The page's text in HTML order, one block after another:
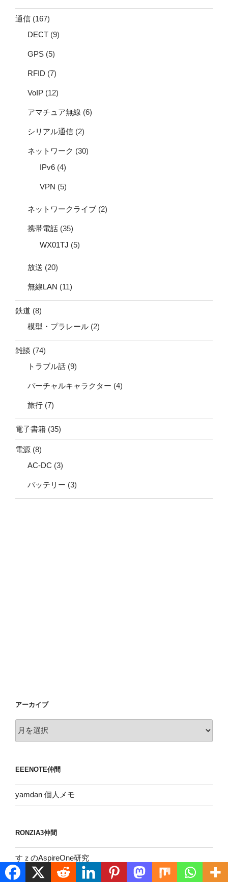
通信 (167)
DECT (9)
GPS (5)
RFID (7)
VoIP (12)
アマチュア無線 (6)
シリアル通信 (2)
ネットワーク (30)
IPv6 (4)
VPN (5)
ネットワークライブ (2)
携帯電話 (35)
WX01TJ (5)
放送 (20)
無線LAN (11)
鉄道 (8)
模型・プラレール (2)
雑談 (74)
トラブル話 (9)
バーチャルキャラクター (4)
旅行 (7)
電子書籍 (35)
電源 (8)
AC-DC (3)
バッテリー (3)
アーカイブ
ー
ブ
EEENOTE仲間
yamdan 個人メモ
RONZIA3仲間
すｚのAspireOne研究